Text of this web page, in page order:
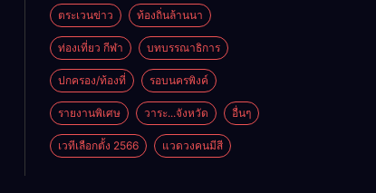
ตระเวนข่าว ท้องถิ่นล้านนา
ท่องเที่ยว กีฬา บทบรรณาธิการ
ปกครอง/ท้องที่ รอบนครพิงค์
รายงานพิเศษ วาระ...จังหวัด อื่นๆ
เวทีเลือกตั้ง 2566 แวดวงคนมีสี